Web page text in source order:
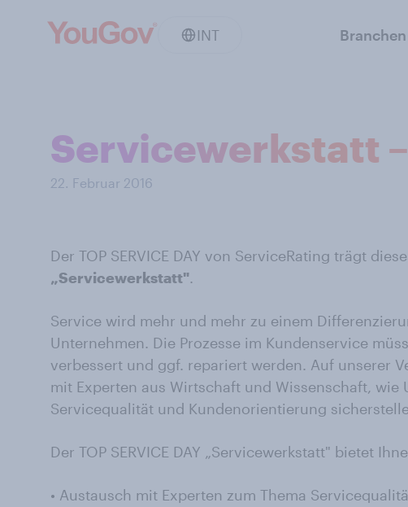
INT Branchen
Servicewerkstatt –
22. Februar 2016
Der TOP SERVICE DAY von ServiceRating trägt
„Servicewerkstatt".
Service wird mehr und mehr zu einem
Unternehmen. Die Prozesse im Kundenservice
verbessert und ggf. repariert werden. Auf unserer
mit Experten aus Wirtschaft und Wissenschaft, wie
Servicequalität und Kundenorientierung
Der TOP SERVICE DAY „Servicewerkstatt" bietet
• Austausch mit Experten zum Thema